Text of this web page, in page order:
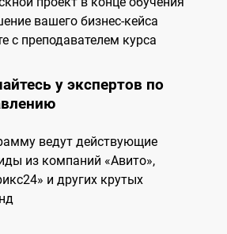
вашего бизнес-кейса
с преподавателем курса
у экспертов по
ведут действующие
из компаний «Авито»,
и других крутых